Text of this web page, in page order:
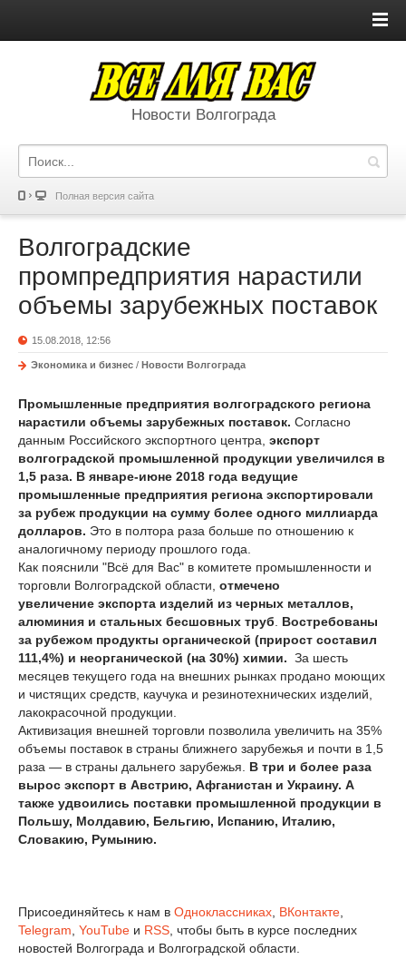
Новости Волгограда
Полная версия сайта
Волгоградские
промпредприятия нарастили
объемы зарубежных поставок
15.08.2018, 12:56
Экономика и бизнес / Новости Волгограда
Промышленные предприятия волгоградского региона
нарастили объемы зарубежных поставок. Согласно
данным Российского экспортного центра, экспорт
волгоградской промышленной продукции увеличился в
1,5 раза. В январе-июне 2018 года ведущие
промышленные предприятия региона экспортировали
за рубеж продукции на сумму более одного миллиарда
долларов. Это в полтора раза больше по отношению к
аналогичному периоду прошлого года.
Как пояснили "Всё для Вас" в комитете промышленности и
торговли Волгоградской области, отмечено
увеличение экспорта изделий из черных металлов,
алюминия и стальных бесшовных труб
Востребованы
за рубежом продукты органической (прирост составил
111,4%) и неорганической (на 30%) химии. За шесть
месяцев текущего года на внешних рынках продано моющих
и чистящих средств, каучука и резинотехнических изделий,
лакокрасочной продукции.
Активизация внешней торговли позволила увеличить на 35%
объемы поставок в страны ближнего зарубежья и почти в 1,5
раза — в страны дальнего зарубежья. В три и более раза
вырос экспорт в Австрию, Афганистан и Украину. А
также удвоились поставки промышленной продукции в
Польшу, Молдавию, Бельгию, Испанию, Италию,
Словакию, Румынию.
Присоединяйтесь к нам в Одноклассниках ВКонтакте
Telegram YouTube и RSS , чтобы быть в курсе последних
новостей Волгограда и Волгоградской области.